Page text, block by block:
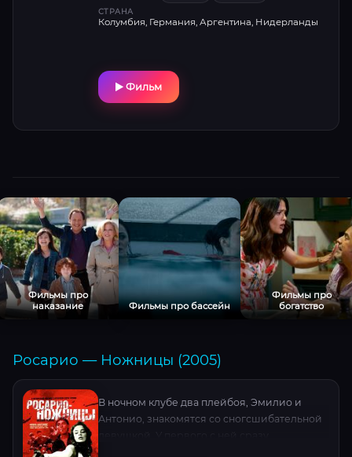
СТРАНА
Колумбия, Германия, Аргентина, Нидерланды
Фильм
Фильмы про
наказание
Фильмы про бассейн
Фильмы про
богатство
Росарио — Ножницы (2005)
В ночном клубе два плейбоя, Эмилио и
Антонио, знакомятся со сногсшибательной